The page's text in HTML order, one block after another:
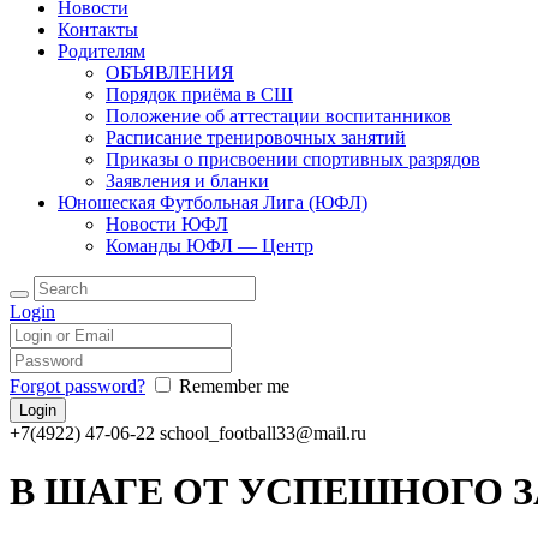
Новости
Контакты
Родителям
ОБЪЯВЛЕНИЯ
Порядок приёма в СШ
Положение об аттестации воспитанников
Расписание тренировочных занятий
Приказы о присвоении спортивных разрядов
Заявления и бланки
Юношеская Футбольная Лига (ЮФЛ)
Новости ЮФЛ
Команды ЮФЛ — Центр
Login
Forgot password? Remember me
+7(4922) 47-06-22 school_football33@mail.ru
В ШАГЕ ОТ УСПЕШНОГО